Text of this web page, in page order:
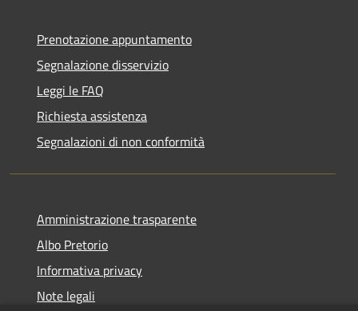
Prenotazione appuntamento
Segnalazione disservizio
Leggi le FAQ
Richiesta assistenza
Segnalazioni di non conformità
Amministrazione trasparente
Albo Pretorio
Informativa privacy
Note legali